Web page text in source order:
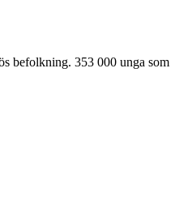
befolkning. 353 000 unga som